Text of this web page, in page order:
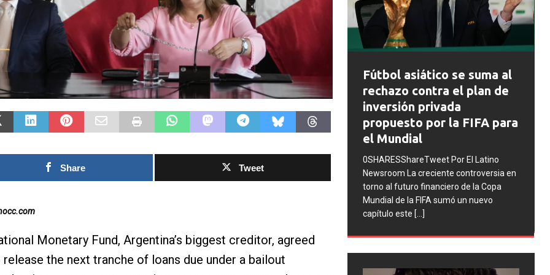
Share Tweet
Monetary Fund, Argentina’s biggest creditor, agreed
the next tranche of loans due under a bailout
Islas Malvinas y el
una historia de
identidad, memoria y
pasión nacional
Por El Latino
El deporte ha sido, a lo largo
la historia, mucho más que una
Fútbol asiático se suma al
rechazo contra el plan de
propuesto por la FIFA para
Newsroom La creciente controversia en
FIFA abre expedientes
disciplinarios contra
Argentina tras los
incidentes en la final del
Mundial 2026
0SHARESShareTweet Por El Latino
Newsroom La FIFA inició una serie de
procesos disciplinarios contra la
Asociación del Fútbol Argentino (AFA),
cuatro integrantes de la selección